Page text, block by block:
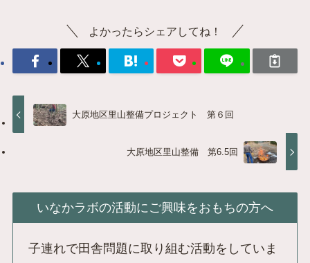
よかったらシェアしてね！
大原地区里山整備プロジェクト 第６回
大原地区里山整備 第6.5回
いなかラボの活動にご興味をおもちの方へ
子連れで田舎問題に取り組む活動をしていま